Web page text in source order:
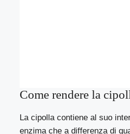
Come rendere la
La cipolla contiene al suo
enzima che a differenza di